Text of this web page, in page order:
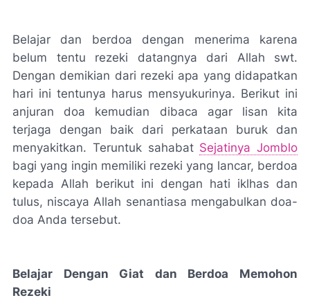
Belajar dan berdoa dengan menerima karena
belum tentu rezeki datangnya dari Allah swt.
Dengan demikian dari rezeki apa yang didapatkan
hari ini tentunya harus mensyukurinya. Berikut ini
anjuran doa kemudian dibaca agar lisan kita
terjaga dengan baik dari perkataan buruk dan
menyakitkan. Teruntuk sahabat Sejatinya Jomblo
bagi yang ingin memiliki rezeki yang lancar, berdoa
kepada Allah berikut ini dengan hati iklhas dan
tulus, niscaya Allah senantiasa mengabulkan doa-
doa Anda tersebut.
Belajar Dengan Giat dan Berdoa Memohon
Rezeki